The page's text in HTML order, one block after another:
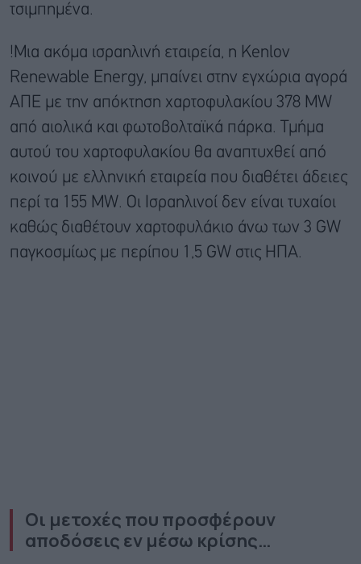
τσιμπημένα.
!Μια ακόμα ισραηλινή εταιρεία, η Kenlov
Renewable Energy, μπαίνει στην εγχώρια αγορά
ΑΠΕ με την απόκτηση χαρτοφυλακίου 378 MW
από αιολικά και φωτοβολταϊκά πάρκα. Τμήμα
αυτού του χαρτοφυλακίου θα αναπτυχθεί από
κοινού με ελληνική εταιρεία που διαθέτει άδειες
περί τα 155 MW. Οι Ισραηλινοί δεν είναι τυχαίοι
καθώς διαθέτουν χαρτοφυλάκιο άνω των 3 GW
παγκοσμίως με περίπου 1,5 GW στις ΗΠΑ.
Οι μετοχές που προσφέρουν
αποδόσεις εν μέσω κρίσης…